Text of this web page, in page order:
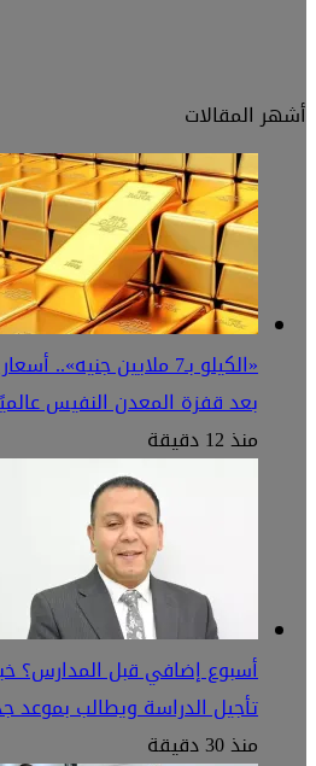
أشهر المقالات
«الكيلو بـ7 ملايين
بعد قفزة المعدن النفيس
منذ 12 دقيقة
أسبوع إضافي قبل المدارس؟
تأجيل الدراسة ويطالب بموعد
منذ 30 دقيقة